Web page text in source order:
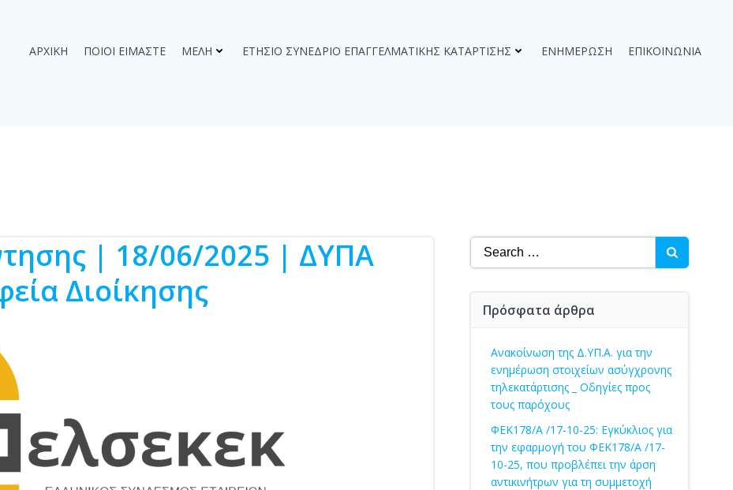
ΑΡΧΙΚΉ ΠΟΙΟΙ ΕΊΜΑΣΤΕ ΜΈΛΗ ΕΤΉΣΙΟ ΣΥΝΈΔΡΙΟ ΕΠΑΓΓΕΛΜΑΤΙΚΉΣ ΚΑΤΆΡΤΙΣΗΣ ΕΝΗΜΈΡΩΣΗ ΕΠΙΚΟΙΝΩΝΊΑ
| 18/06/2025 | ΔΥΠΑ
Διοίκησης
Search
for:
Πρόσφατα άρθρα
Ανακοίνωση της Δ.ΥΠ.Α. για την
ενημέρωση στοιχείων ασύγχρονης
τηλεκατάρτισης _ Οδηγίες προς
τους παρόχους
ΦΕΚ178/Α /17-10-25: Εγκύκλιος για
την εφαρμογή του ΦΕΚ178/Α /17-
10-25, που προβλέπει την άρση
αντικινήτρων για τη συμμετοχή